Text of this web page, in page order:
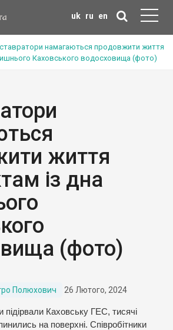
uk ru en
намагаються продовжити життя
Каховського водосховища (фото)
життя
із дна
(фото)
Полюхович 26 Лютого, 2024
підірвали Каховську ГЕС, тисячі
на поверхні. Співробітники